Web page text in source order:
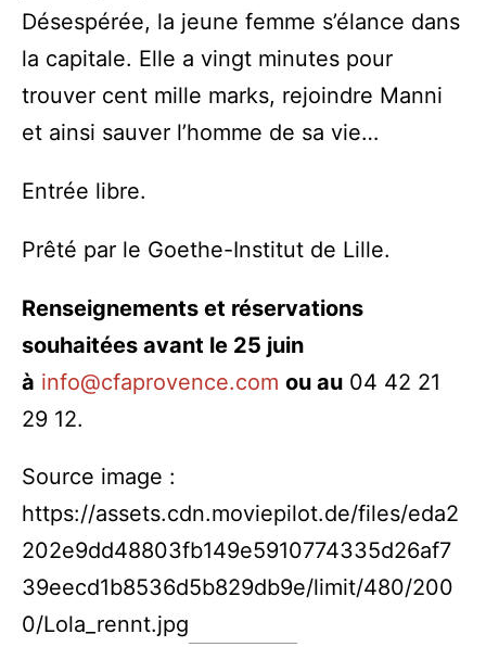
Désespérée, la jeune femme s’élance dans
la capitale. Elle a vingt minutes pour
trouver cent mille marks, rejoindre Manni
et ainsi sauver l’homme de sa vie…
Entrée libre.
Prêté par le Goethe-Institut de Lille.
Renseignements et réservations
souhaitées avant le 25 juin
à info@cfaprovence.com ou au 04 42 21
29 12.
Source image :
https://assets.cdn.moviepilot.de/files/eda2
202e9dd48803fb149e5910774335d26af7
39eecd1b8536d5b829db9e/limit/480/200
0/Lola_rennt.jpg